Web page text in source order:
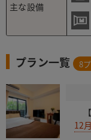
主な設備
プラン一覧 8
12